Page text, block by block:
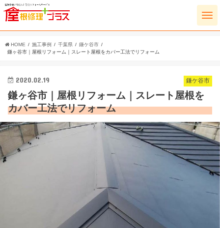
HOME 施工事例 千葉県
鎌ケ谷市
鎌ヶ谷市｜屋根リフォーム｜スレート屋根をカバー工法でリフォーム
鎌ケ谷市
2020.02.19
鎌ヶ谷市｜屋根リフォーム｜スレート屋根を
カバー工法でリフォーム